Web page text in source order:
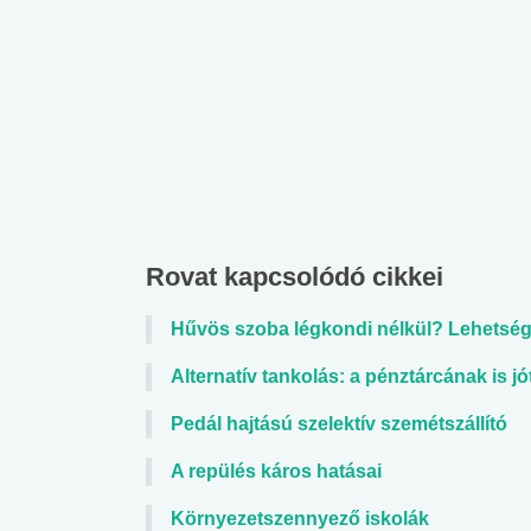
Rovat kapcsolódó cikkei
Hűvös szoba légkondi nélkül?
Alternatív tankolás: a pénztárcának is
Pedál hajtású szelektív szemétszállító
A repülés káros hatásai
Környezetszennyező iskolák